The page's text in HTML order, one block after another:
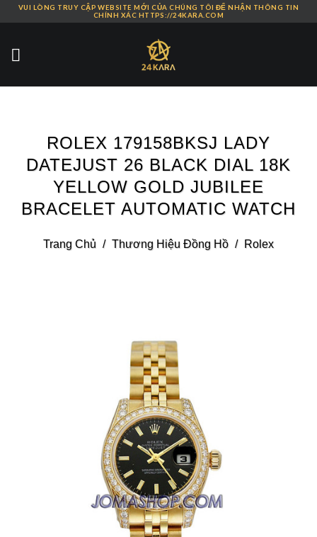
Skip
content
VUI LÒNG TRUY CẬP WEBSITE MỚI CỦA CHÚNG TÔI ĐỂ NHẬN THÔNG TIN
CHÍNH XÁC HTTPS://24KARA.COM
ROLEX 179158BKSJ LADY
DATEJUST 26 BLACK DIAL 18K
YELLOW GOLD JUBILEE
BRACELET AUTOMATIC WATCH
Trang Chủ / Thương Hiệu Đồng Hồ / Rolex